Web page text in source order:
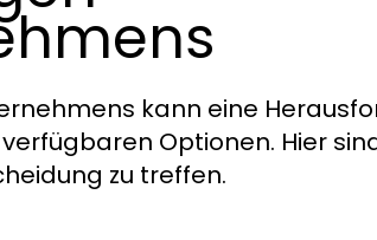
kann eine
Optionen. Hier
zu treffen.